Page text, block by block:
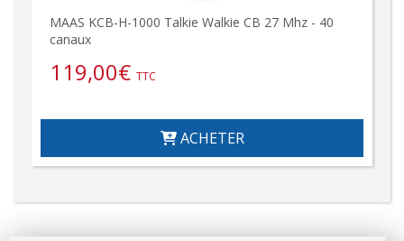
MAAS KCB-H-1000 Talkie Walkie CB 27 Mhz - 40
canaux
119,00€ TTC
ACHETER